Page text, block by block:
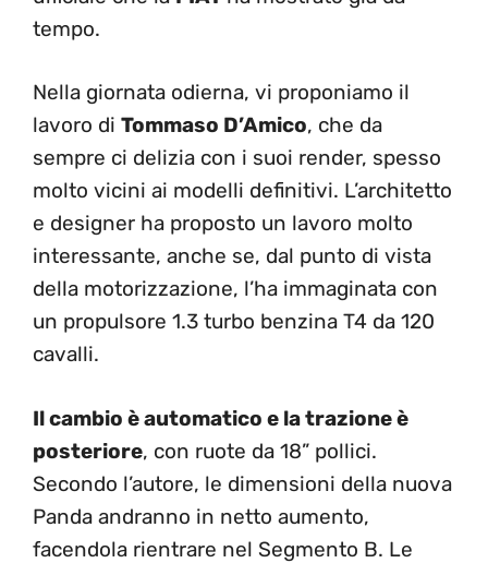
tempo.
Nella giornata odierna, vi proponiamo il
lavoro di Tommaso D’Amico, che da
sempre ci delizia con i suoi render, spesso
molto vicini ai modelli definitivi. L’architetto
e designer ha proposto un lavoro molto
interessante, anche se, dal punto di vista
della motorizzazione, l’ha immaginata con
un propulsore 1.3 turbo benzina T4 da 120
cavalli.
Il cambio è automatico e la trazione è
posteriore, con ruote da 18” pollici.
Secondo l’autore, le dimensioni della nuova
Panda andranno in netto aumento,
facendola rientrare nel Segmento B. Le